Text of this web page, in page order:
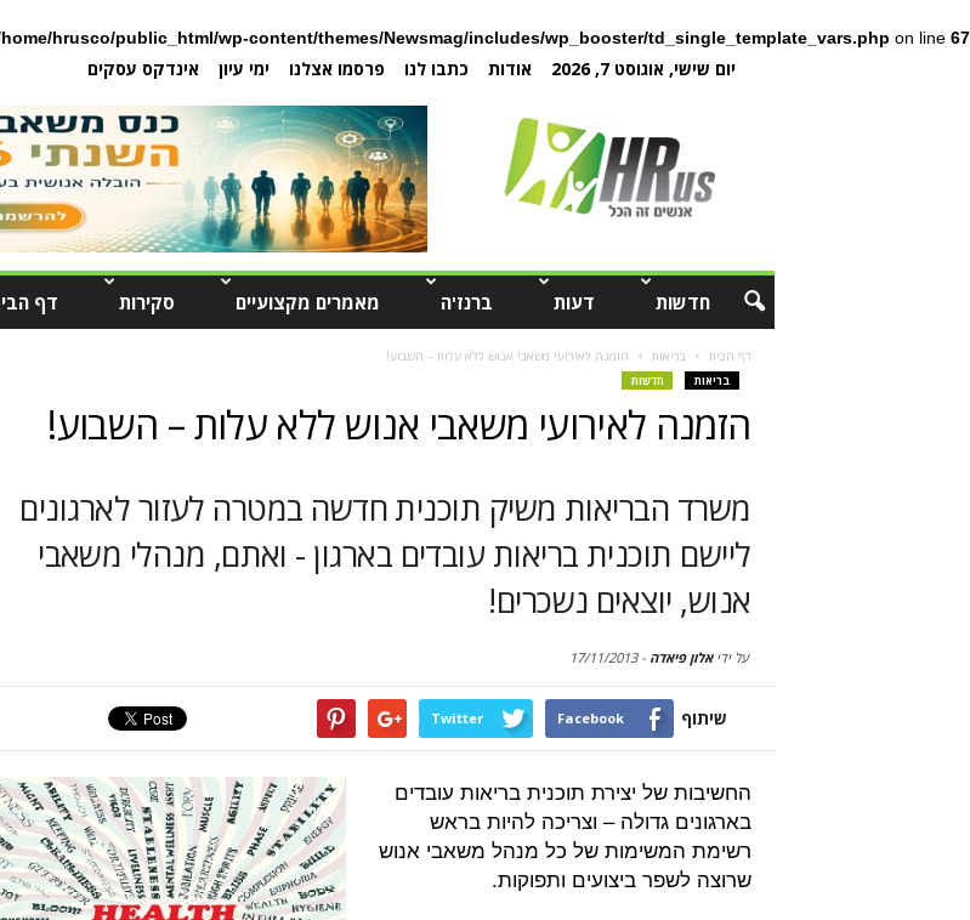
hrusco/public_html/wp-content/themes/Newsmag/includes/wp_booster/td_single_template_vars.php on line 67
יום שישי, אוגוסט 7, 2026 אודות כתבו לנו פרסמו אצלנו ימי עיון אינדקס עסקים
חדשות דעות ברנז'ה מאמרים מקצועיים סקירות דף
דף הבית בריאות הזמנה לאירועי משאבי אנוש ללא עלות – השבוע!
בריאות חדשות
הזמנה לאירועי משאבי אנוש ללא עלות – השבוע!
משרד הבריאות משיק תוכנית חדשה במטרה לעזור לארגונים
ליישם תוכנית בריאות עובדים בארגון - ואתם, מנהלי משאבי
אנוש, יוצאים נשכרים!
על ידיאלון פיאדה -
17/11/2013
שיתוף Facebook
Twitter
החשיבות של יצירת תוכנית בריאות עובדים
בארגונים גדולה – וצריכה להיות בראש
רשימת המשימות של כל מנהל משאבי אנוש
שרוצה לשפר ביצועים ותפוקות.